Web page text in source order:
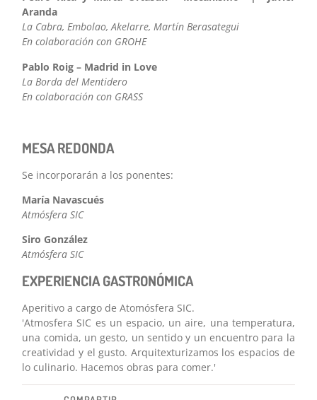
Aranda
La Cabra, Embolao, Akelarre, Martín Berasategui
En colaboración con GROHE
Pablo Roig – Madrid in Love
La Borda del Mentidero
En colaboración con GRASS
MESA REDONDA
Se incorporarán a los ponentes:
María Navascués
Atmósfera SIC
Siro González
Atmósfera SIC
EXPERIENCIA GASTRONÓMICA
Aperitivo a cargo de Atomósfera SIC.
'Atmosfera SIC es un espacio, un aire, una temperatura,
una comida, un gesto, un sentido y un encuentro para la
creatividad y el gusto. Arquitexturizamos los espacios de
lo culinario. Hacemos obras para comer.'